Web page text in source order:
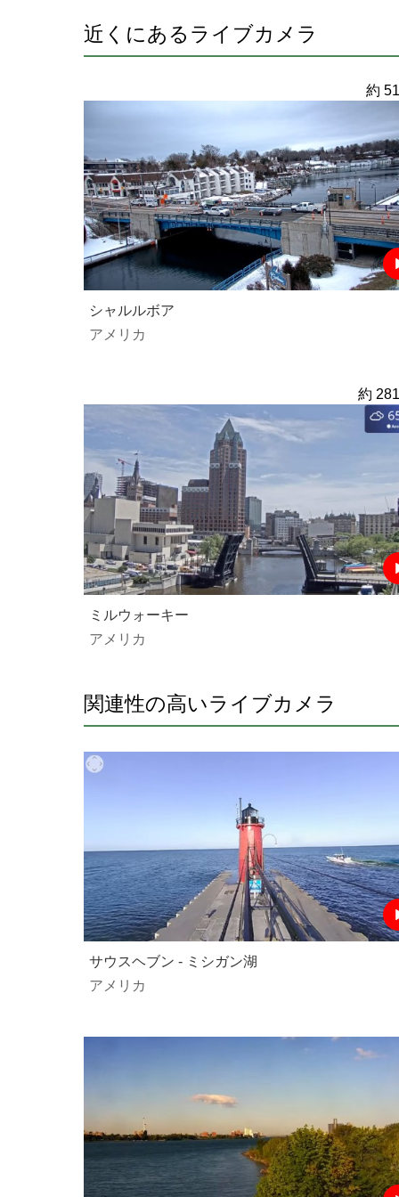
近くにあるライブカメラ
約
シャルルボア
アメリカ
約
ミルウォーキー
アメリカ
関連性の高いライブカメラ
サウスヘブン - ミシガン湖
アメリカ